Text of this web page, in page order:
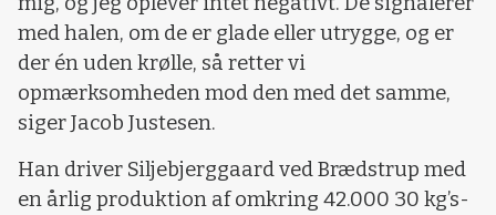
med halen, om de er glade eller utrygge, og er
der én uden krølle, så retter vi
opmærksomheden mod den med det samme,
siger Jacob Justesen.
Han driver Siljebjerggaard ved Brædstrup med
en årlig produktion af omkring 42.000 30 kg’s-